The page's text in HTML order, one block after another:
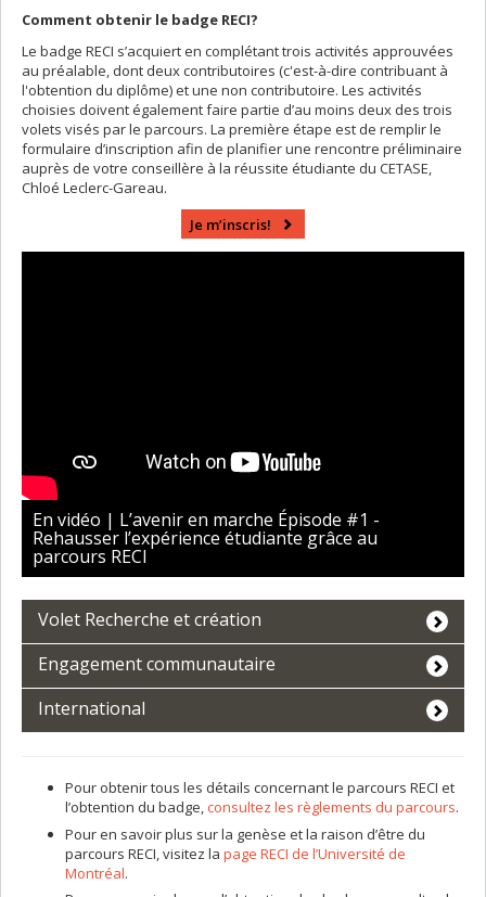
Comment obtenir le badge RECI?
Le badge RECI s’acquiert en complétant trois activités approuvées
au préalable, dont deux contributoires (c'est-à-dire contribuant à
l'obtention du diplôme) et une non contributoire. Les activités
choisies doivent également faire partie d’au moins deux des trois
volets visés par le parcours. La première étape est de remplir le
formulaire d’inscription afin de planifier une rencontre préliminaire
auprès de votre conseillère à la réussite étudiante du CETASE,
Chloé Leclerc-Gareau.
Je m’inscris!
En vidéo | L’avenir en marche Épisode #1 -
Rehausser l’expérience étudiante grâce au
parcours RECI
Volet Recherche et création
Engagement communautaire
International
Pour obtenir tous les détails concernant le parcours RECI et
l’obtention du badge,consultez les règlements du parcours.
Pour en savoir plus sur la genèse et la raison d’être du
parcours RECI, visitez la page RECI de l’Université de
Montréal.